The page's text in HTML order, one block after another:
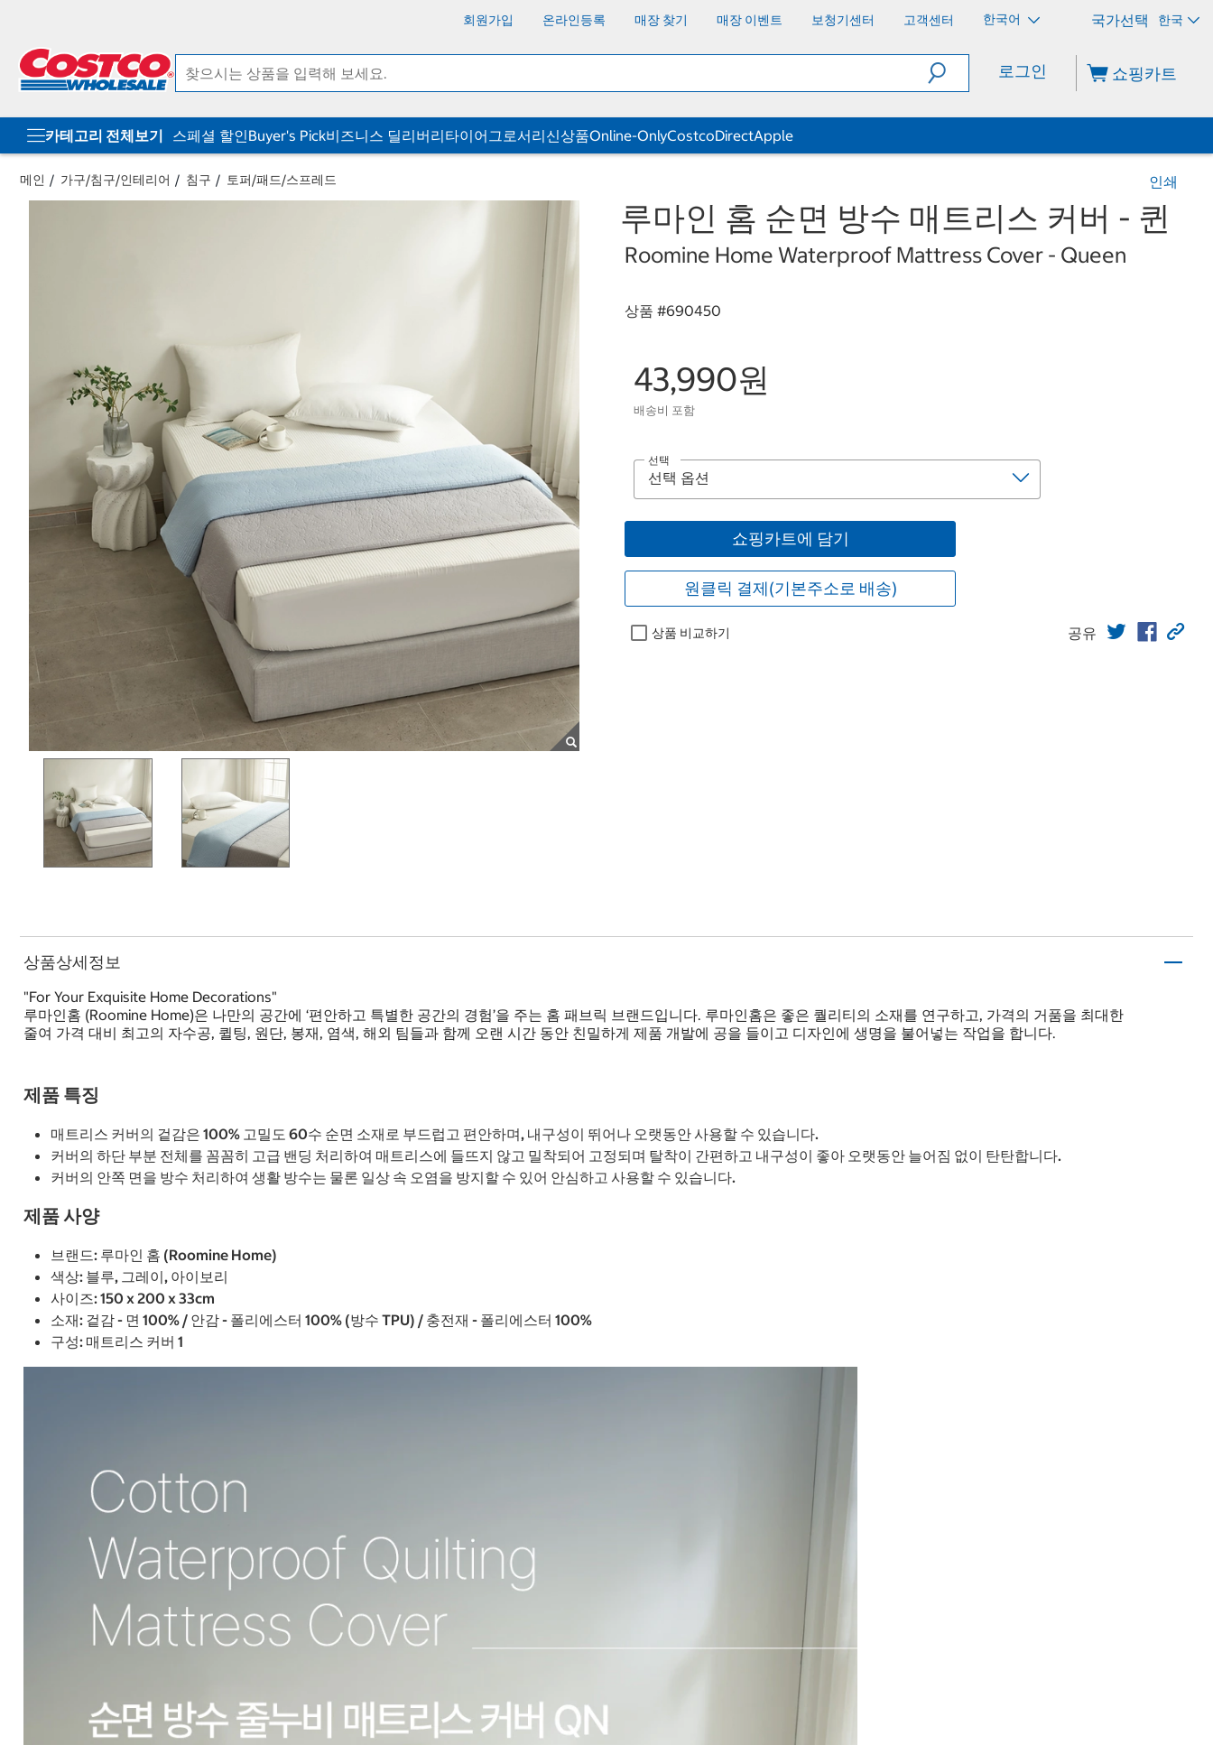
회원가입 온라인등록 매장 찾기 매장 이벤트 보청기센터 고객센터 한국어 한국
로그인 쇼핑카트
카테고리 전체보기 스페셜 할인Buyer's Pick비즈니스 딜리버리타이어그로서리신상품Online-OnlyCostcoDirectApple
메인 가구/침구/인테리어 침구 토퍼/패드/스프레드 인쇄
루마인 홈 순면 방수 매트리스 커버 - 퀸
Roomine Home Waterproof Mattress Cover - Queen
상품 #690450
43,990원
배송비 포함
선택
쇼핑카트에 담기
원클릭 결제(기본주소로 배송)
상품 비교하기 공유
상품상세정보
"For Your Exquisite Home Decorations"
루마인홈 (Roomine Home)은 나만의 공간에 ‘편안하고 특별한 공간의 경험’을 주는 홈 패브릭 브랜드입니다. 루마인홈은 좋은 퀄리티의 소재를 연구하고, 가격의 거품을 최대한
줄여 가격 대비 최고의 자수공, 퀼팅, 원단, 봉재, 염색, 해외 팀들과 함께 오랜 시간 동안 친밀하게 제품 개발에 공을 들이고 디자인에 생명을 불어넣는 작업을 합니다.
제품 특징
매트리스 커버의 겉감은 100% 고밀도 60수 순면 소재로 부드럽고 편안하며, 내구성이 뛰어나 오랫동안 사용할 수 있습니다.
커버의 하단 부분 전체를 꼼꼼히 고급 밴딩 처리하여 매트리스에 들뜨지 않고 밀착되어 고정되며 탈착이 간편하고 내구성이 좋아 오랫동안 늘어짐 없이 탄탄합니다.
커버의 안쪽 면을 방수 처리하여 생활 방수는 물론 일상 속 오염을 방지할 수 있어 안심하고 사용할 수 있습니다.
제품 사양
브랜드: 루마인 홈 (Roomine Home)
색상: 블루, 그레이, 아이보리
사이즈: 150 x 200 x 33cm
소재: 겉감 - 면 100% / 안감 - 폴리에스터 100% (방수 TPU) / 충전재 - 폴리에스터 100%
구성: 매트리스 커버 1